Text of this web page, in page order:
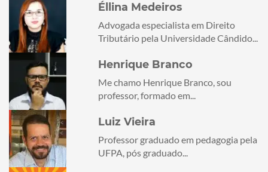
Éllina Medeiros
Advogada especialista em Direito
Tributário pela Universidade Cândido...
Henrique Branco
Me chamo Henrique Branco, sou
professor, formado em...
Luiz Vieira
Professor graduado em pedagogia pela
UFPA, pós graduado...